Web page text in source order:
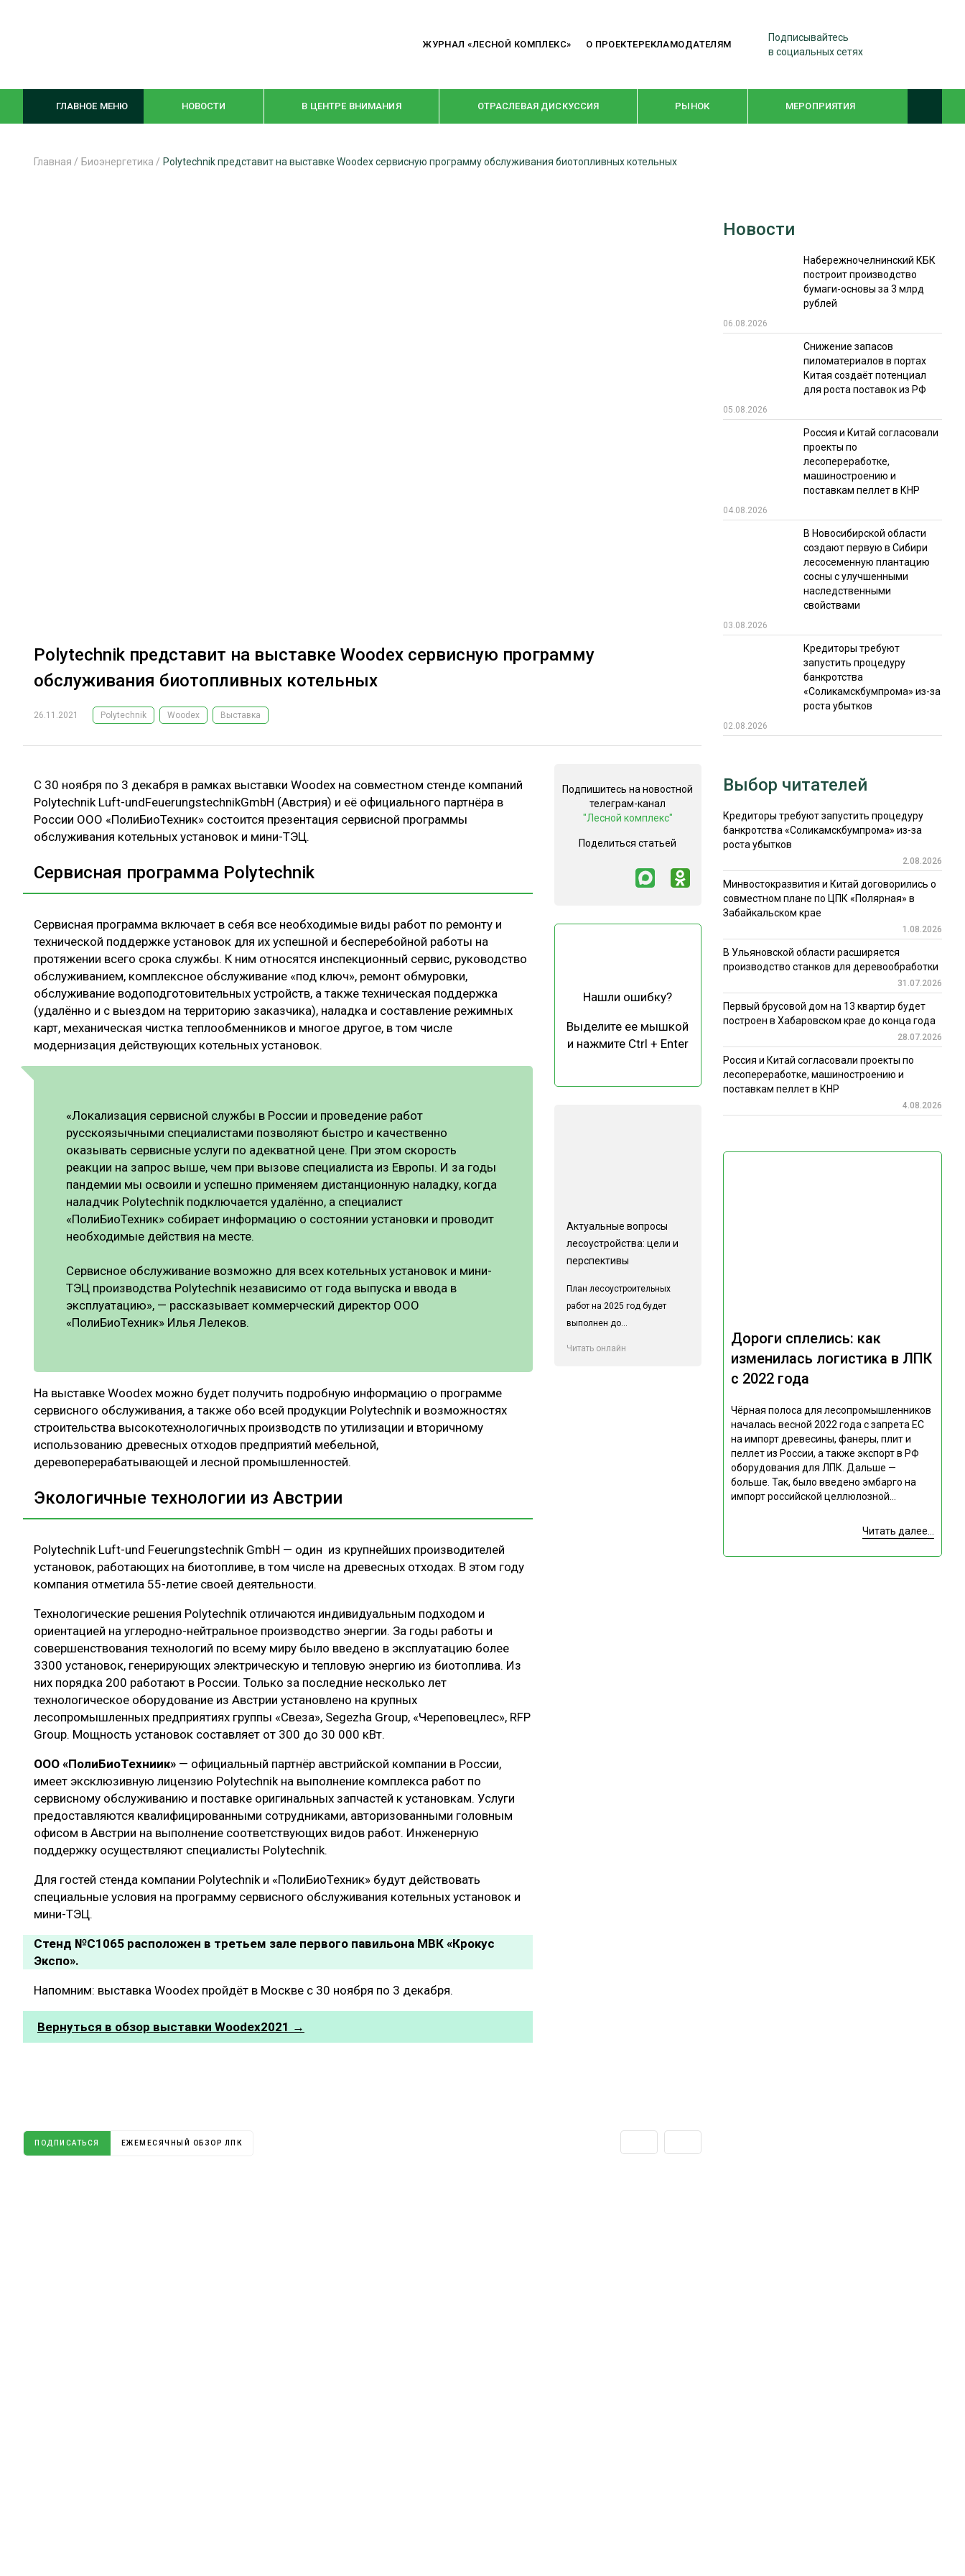
ЖУРНАЛ «ЛЕСНОЙ КОМПЛЕКС» О ПРОЕКТЕРЕКЛАМОДАТЕЛЯМ
Подписывайтесь
в социальных сетях
ГЛАВНОЕ МЕНЮ НОВОСТИ В ЦЕНТРЕ ВНИМАНИЯ ОТРАСЛЕВАЯ ДИСКУССИЯ РЫНОК МЕРОПРИЯТИЯ
РУБРИКИ
WOODEX-2021
СУШКА ДРЕВЕСИНЫ
ИТОГИ МЕРОПРИЯТИЙ
Главная / Биоэнергетика / Polytechnik представит на выставке Woodex сервисную программу обслуживания биотопливных котельных
Polytechnik представит на выставке Woodex сервисную программу
обслуживания биотопливных котельных
26.11.2021 Polytechnik Woodex Выставка
С 30 ноября по 3 декабря в рамках выставки Woodex на совместном стенде компаний
Polytechnik Luft-undFeuerungstechnikGmbH (Австрия) и её официального партнёра в
России ООО «ПолиБиоТехник» состоится презентация сервисной программы
обслуживания котельных установок и мини-ТЭЦ.
Сервисная программа Polytechnik
Сервисная программа включает в себя все необходимые виды работ по ремонту и
технической поддержке установок для их успешной и бесперебойной работы на
протяжении всего срока службы. К ним относятся инспекционный сервис, руководство
обслуживанием, комплексное обслуживание «под ключ», ремонт обмуровки,
обслуживание водоподготовительных устройств, а также техническая поддержка
(удалённо и с выездом на территорию заказчика), наладка и составление режимных
карт, механическая чистка теплообменников и многое другое, в том числе
модернизация действующих котельных установок.
«Локализация сервисной службы в России и проведение работ
русскоязычными специалистами позволяют быстро и качественно
оказывать сервисные услуги по адекватной цене. При этом скорость
реакции на запрос выше, чем при вызове специалиста из Европы. И за годы
пандемии мы освоили и успешно применяем дистанционную наладку, когда
наладчик Polytechnik подключается удалённо, а специалист
«ПолиБиоТехник» собирает информацию о состоянии установки и проводит
необходимые действия на месте.
Сервисное обслуживание возможно для всех котельных установок и мини-
ТЭЦ производства Polytechnik независимо от года выпуска и ввода в
эксплуатацию», — рассказывает коммерческий директор ООО
«ПолиБиоТехник» Илья Лелеков.
На выставке Woodex можно будет получить подробную информацию о программе
сервисного обслуживания, а также обо всей продукции Polytechnik и возможностях
строительства высокотехнологичных производств по утилизации и вторичному
использованию древесных отходов предприятий мебельной,
деревоперерабатывающей и лесной промышленностей.
Экологичные технологии из Австрии
Polytechnik Luft-und Feuerungstechnik GmbH — один из крупнейших производителей
установок, работающих на биотопливе, в том числе на древесных отходах. В этом году
компания отметила 55-летие своей деятельности.
Технологические решения Polytechnik отличаются индивидуальным подходом и
ориентацией на углеродно-нейтральное производство энергии. За годы работы и
совершенствования технологий по всему миру было введено в эксплуатацию более
3300 установок, генерирующих электрическую и тепловую энергию из биотоплива. Из
них порядка 200 работают в России. Только за последние несколько лет
технологическое оборудование из Австрии установлено на крупных
лесопромышленных предприятиях группы «Свеза», Segezha Group, «Череповецлес», RFP
Group. Мощность установок составляет от 300 до 30 000 кВт.
ООО «ПолиБиоТехниик» — официальный партнёр австрийской компании в России,
имеет эксклюзивную лицензию Polytechnik на выполнение комплекса работ по
сервисному обслуживанию и поставке оригинальных запчастей к установкам. Услуги
предоставляются квалифицированными сотрудниками, авторизованными головным
офисом в Австрии на выполнение соответствующих видов работ. Инженерную
поддержку осуществляют специалисты Polytechnik.
Для гостей стенда компании Polytechnik и «ПолиБиоТехник» будут действовать
специальные условия на программу сервисного обслуживания котельных установок и
мини-ТЭЦ.
Стенд №С1065 расположен в третьем зале первого павильона МВК «Крокус
Экспо».
Напомним: выставка Woodex пройдёт в Москве с 30 ноября по 3 декабря.
Вернуться в обзор выставки Woodex2021 →
Подпишитесь на новостной
телеграм-канал
"Лесной комплекс"
Поделиться статьей
Нашли ошибку?
Выделите ее мышкой
и нажмите Ctrl + Enter
Актуальные вопросы
лесоустройства: цели и
перспективы
План лесоустроительных
работ на 2025 год будет
выполнен до...
Читать онлайн
Новости
Набережночелнинский КБК
построит производство
бумаги-основы за 3 млрд
рублей
06.08.2026
Снижение запасов
пиломатериалов в портах
Китая создаёт потенциал
для роста поставок из РФ
05.08.2026
Россия и Китай согласовали
проекты по
лесопереработке,
машиностроению и
поставкам пеллет в КНР
04.08.2026
В Новосибирской области
создают первую в Сибири
лесосеменную плантацию
сосны с улучшенными
наследственными
свойствами
03.08.2026
Кредиторы требуют
запустить процедуру
банкротства
«Соликамскбумпрома» из-за
роста убытков
02.08.2026
Дороги сплелись: как
изменилась логистика в ЛПК
с 2022 года
Чёрная полоса для лесопромышленников
началась весной 2022 года с запрета ЕС
на импорт древесины, фанеры, плит и
пеллет из России, а также экспорт в РФ
оборудования для ЛПК. Дальше —
больше. Так, было введено эмбарго на
импорт российской целлюлозной...
Читать далее...
ПОДПИСАТЬСЯ ЕЖЕМЕСЯЧНЫЙ ОБЗОР ЛПК
Выбор читателей
Кредиторы требуют запустить процедуру
банкротства «Соликамскбумпрома» из-за
роста убытков
2.08.2026
Минвостокразвития и Китай договорились о
совместном плане по ЦПК «Полярная» в
Забайкальском крае
1.08.2026
В Ульяновской области расширяется
производство станков для деревообработки
31.07.2026
Первый брусовой дом на 13 квартир будет
построен в Хабаровском крае до конца года
28.07.2026
Россия и Китай согласовали проекты по
лесопереработке, машиностроению и
поставкам пеллет в КНР
4.08.2026